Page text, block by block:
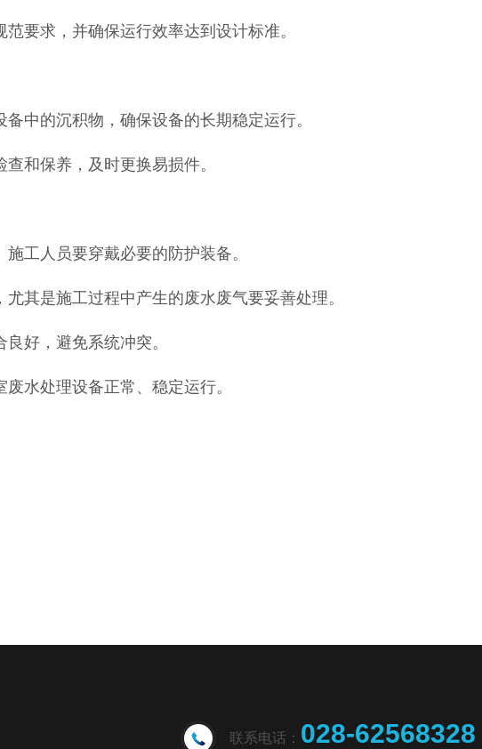
要求，并确保运行效率达到设计标准。
中的沉积物，确保设备的长期稳定运行。
查和保养，及时更换易损件。
工人员要穿戴必要的防护装备。
其是施工过程中产生的废水废气要妥善处理。
良好，避免系统冲突。
水处理设备正常、稳定运行。
联系电话： 028-62568328